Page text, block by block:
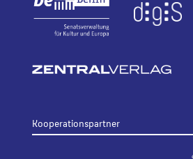
Kooperationspartner